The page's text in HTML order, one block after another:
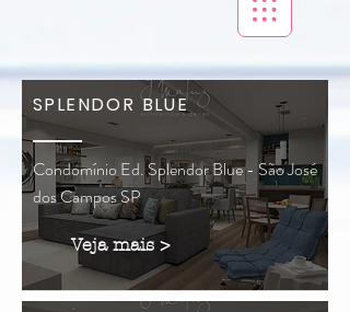
SPLENDOR BLUE
Condomínio Ed. Splendor Blue - São José
dos Campos SP
Veja mais >